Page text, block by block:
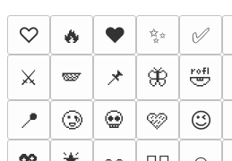
♡ 🔥 ❤️ ✨ ✅
⚔️
🪽 📌 🦋 🤣
📍
🥲 💀 🩷 😉